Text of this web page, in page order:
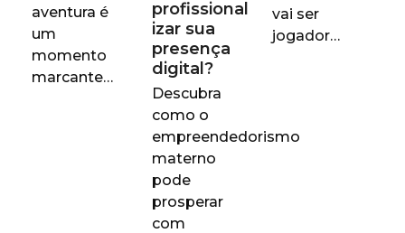
aventura é
um
momento
marcante…
profissional
izar sua
presença
digital?
Descubra
como o
empreendedorismo
materno
pode
prosperar
com
vai ser
jogador…